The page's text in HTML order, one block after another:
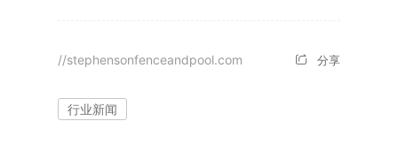
//stephensonfenceandpool.com 分享
行业新闻